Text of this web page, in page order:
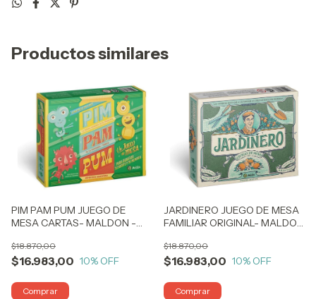
Productos similares
PIM PAM PUM JUEGO DE
MESA CARTAS- MALDON -
$16.983,00
$18.870,00
10% OFF
JARDINERO JUEGO DE MESA
FAMILIAR ORIGINAL- MALDON
$16.983,00
$18.870,00
10% OFF